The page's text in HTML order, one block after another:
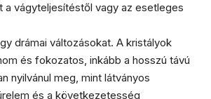
a vágyteljesítéstől vagy az esetleges
drámai változásokat. A kristályok
és fokozatos, inkább a hosszú távú
nyilvánul meg, mint látványos
és a következetesség